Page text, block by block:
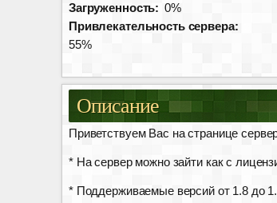
Загруженность: 0%
Привлекательность сервера:
55%
Описание
Приветствуем Вас на странице
* На сервер можно зайти как с
* Поддерживаемые версий от 1.8 до